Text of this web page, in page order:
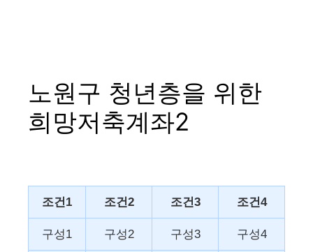
노원구 청년층을 위한
희망저축계좌2
조건1 조건2 조건3 조건4
구성1 구성2 구성3 구성4